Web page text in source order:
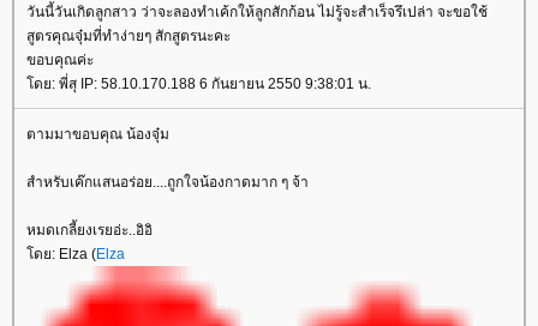
วันนี้วันเกิดลูกสาว ว่าจะลองทำเค้กให้ลูกสักก้อน ไม่รู้จะสำเร็จรึเปล่า จะขอใช้
สูตรคุณจุ๋มที่ทำง่ายๆ สักสูตรนะคะ
ขอบคุณค่ะ
โดย: พี่สุ IP: 58.10.170.188 6 กันยายน 2550 9:38:01 น.
ตามมาขอบคุณ น้องจุ๋ม
สำหรับเค๊กแสนอร่อย....ถูกใจน้องกาดมาก ๆ จ้า
หมดเกลี้ยงเรยอ่ะ..อิอิ
โดย: Elza (Elza